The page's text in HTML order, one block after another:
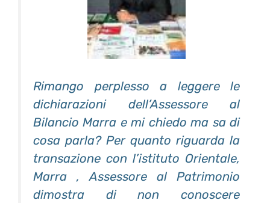
Rimango perplesso a leggere le
dichiarazioni dell’Assessore al
Bilancio Marra e mi chiedo ma sa di
cosa parla? Per quanto riguarda la
transazione con l’istituto Orientale,
Marra , Assessore al Patrimonio
dimostra di non conoscere